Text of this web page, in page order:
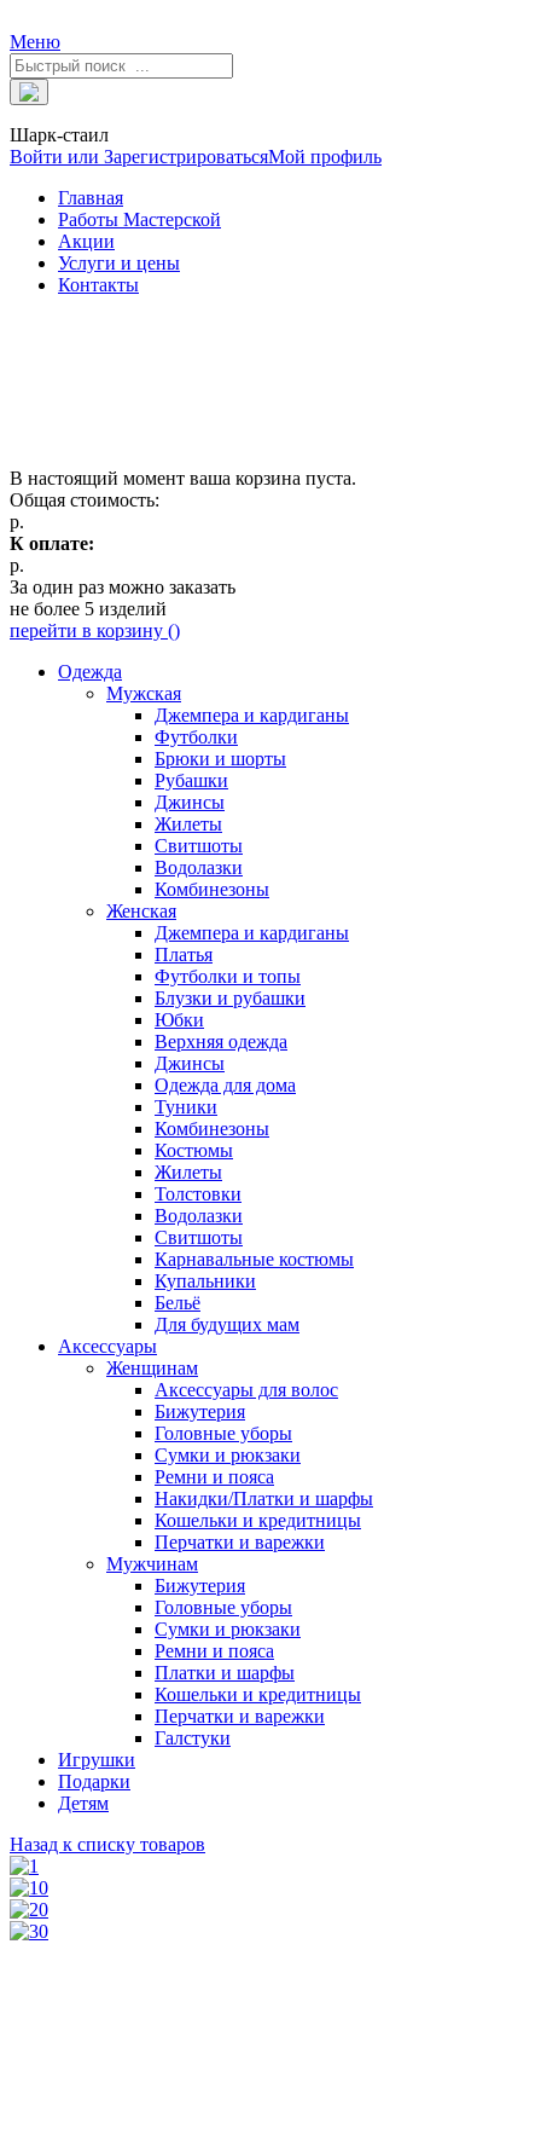
Меню
Шарк-стаил
Войти или ЗарегистрироватьсяМой профиль
Главная
Работы Мастерской
Акции
Услуги и цены
Контакты
В настоящий момент ваша корзина пуста.
Общая стоимость:
р.
К оплате:
р.
За один раз можно заказать
не более 5 изделий
перейти в корзину ()
Одежда
Мужская
Джемпера и кардиганы
Футболки
Брюки и шорты
Рубашки
Джинсы
Жилеты
Свитшоты
Водолазки
Комбинезоны
Женская
Джемпера и кардиганы
Платья
Футболки и топы
Блузки и рубашки
Юбки
Верхняя одежда
Джинсы
Одежда для дома
Туники
Комбинезоны
Костюмы
Жилеты
Толстовки
Водолазки
Свитшоты
Карнавальные костюмы
Купальники
Бельё
Для будущих мам
Аксессуары
Женщинам
Аксессуары для волос
Бижутерия
Головные уборы
Сумки и рюкзаки
Ремни и пояса
Накидки/Платки и шарфы
Кошельки и кредитницы
Перчатки и варежки
Мужчинам
Бижутерия
Головные уборы
Сумки и рюкзаки
Ремни и пояса
Платки и шарфы
Кошельки и кредитницы
Перчатки и варежки
Галстуки
Игрушки
Подарки
Детям
Назад к списку товаров